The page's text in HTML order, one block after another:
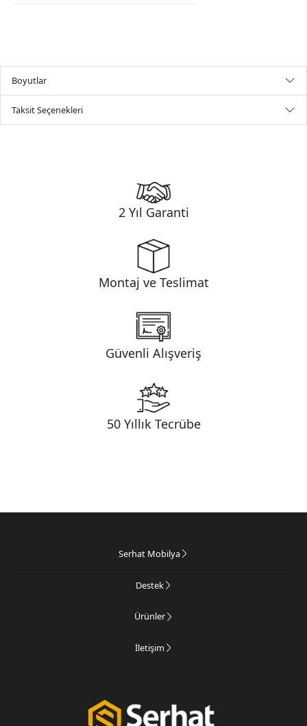
Boyutlar
Taksit Seçenekleri
2 Yıl Garanti
Montaj ve Teslimat
Güvenli Alışveriş
50 Yıllık Tecrübe
Serhat Mobilya
Destek
Ürünler
İletişim